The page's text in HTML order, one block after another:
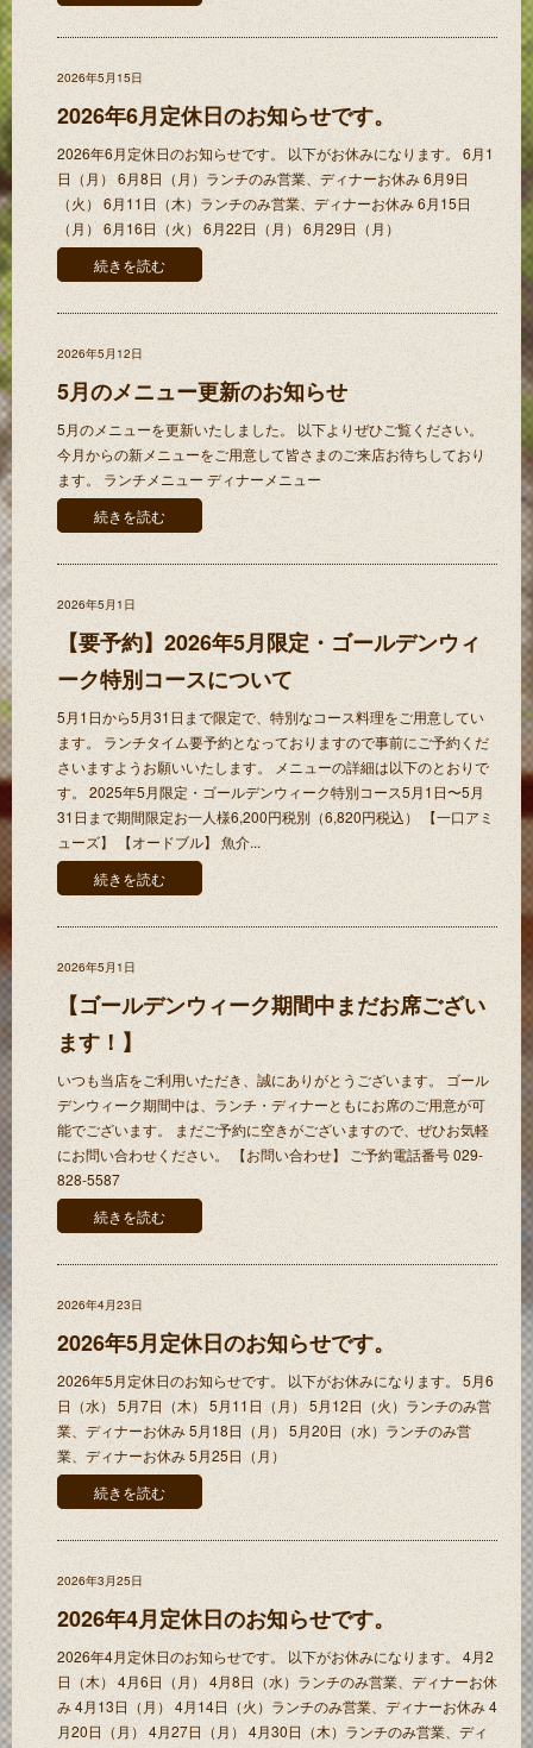
2026年5月15日
2026年6月定休日のお知らせです。
2026年6月定休日のお知らせです。 以下がお休みになります。 6月1
日（月） 6月8日（月）ランチのみ営業、ディナーお休み 6月9日
（火） 6月11日（木）ランチのみ営業、ディナーお休み 6月15日
（月） 6月16日（火） 6月22日（月） 6月29日（月）
続きを読む
2026年5月12日
5月のメニュー更新のお知らせ
5月のメニューを更新いたしました。 以下よりぜひご覧ください。
今月からの新メニューをご用意して皆さまのご来店お待ちしており
ます。 ランチメニュー ディナーメニュー
続きを読む
2026年5月1日
【要予約】2026年5月限定・ゴールデンウィ
ーク特別コースについて
5月1日から5月31日まで限定で、特別なコース料理をご用意してい
ます。 ランチタイム要予約となっておりますので事前にご予約くだ
さいますようお願いいたします。 メニューの詳細は以下のとおりで
す。 2025年5月限定・ゴールデンウィーク特別コース5月1日〜5月
31日まで期間限定お一人様6,200円税別（6,820円税込） 【一口アミ
ューズ】 【オードブル】 魚介...
続きを読む
2026年5月1日
【ゴールデンウィーク期間中まだお席ござい
ます！】
いつも当店をご利用いただき、誠にありがとうございます。 ゴール
デンウィーク期間中は、ランチ・ディナーともにお席のご用意が可
能でございます。 まだご予約に空きがございますので、ぜひお気軽
にお問い合わせください。 【お問い合わせ】 ご予約電話番号 029-
828-5587
続きを読む
2026年4月23日
2026年5月定休日のお知らせです。
2026年5月定休日のお知らせです。 以下がお休みになります。 5月6
日（水） 5月7日（木） 5月11日（月） 5月12日（火）ランチのみ営
業、ディナーお休み 5月18日（月） 5月20日（水）ランチのみ営
業、ディナーお休み 5月25日（月）
続きを読む
2026年3月25日
2026年4月定休日のお知らせです。
2026年4月定休日のお知らせです。 以下がお休みになります。 4月2
日（木） 4月6日（月） 4月8日（水）ランチのみ営業、ディナーお休
み 4月13日（月） 4月14日（火）ランチのみ営業、ディナーお休み 4
月20日（月） 4月27日（月） 4月30日（木）ランチのみ営業、ディ